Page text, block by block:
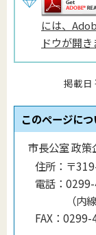
には、
ドウが開き
掲載日
このページに
市長公室 政策
住所： 〒
電話：
（内線
FAX： 0299-